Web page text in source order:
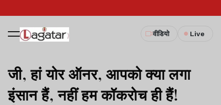
वीडियो Live
जी, हां योर ऑनर, आपको क्या लगा
इंसान हैं, नहीं हम कॉकरोच ही हैं!